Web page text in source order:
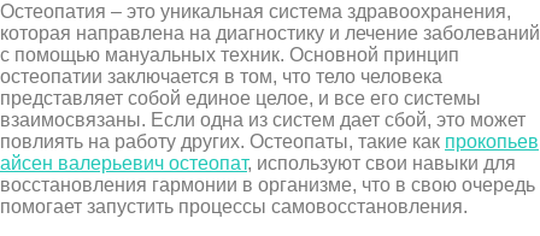
Остеопатия – это уникальная система здравоохранения,
которая направлена на диагностику и лечение заболеваний
с помощью мануальных техник. Основной принцип
остеопатии заключается в том, что тело человека
представляет собой единое целое, и все его системы
взаимосвязаны. Если одна из систем дает сбой, это может
повлиять на работу других. Остеопаты, такие как прокопьев
айсен валерьевич остеопат, используют свои навыки для
восстановления гармонии в организме, что в свою очередь
помогает запустить процессы самовосстановления.